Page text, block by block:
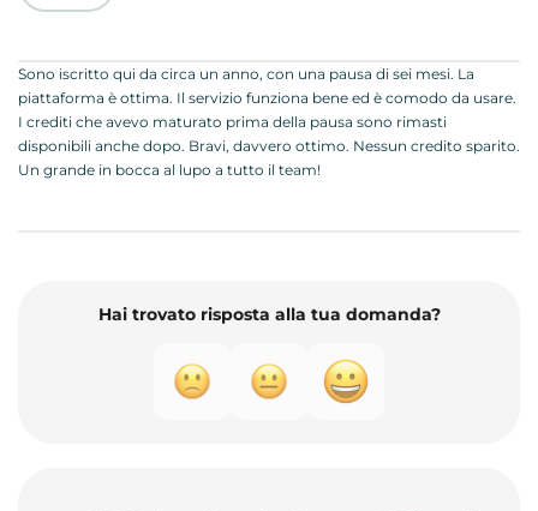
Sono iscritto qui da circa un anno, con una pausa di sei mesi. La
piattaforma è ottima. Il servizio funziona bene ed è comodo da usare.
I crediti che avevo maturato prima della pausa sono rimasti
disponibili anche dopo. Bravi, davvero ottimo. Nessun credito sparito.
Un grande in bocca al lupo a tutto il team!
Hai trovato risposta alla tua domanda?